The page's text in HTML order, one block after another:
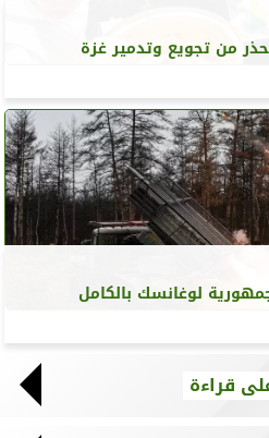
من تجويع وتدمير غزة
لوغانسك بالكامل
قراءة